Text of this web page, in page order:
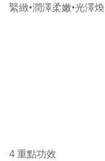
緊緻•潤澤柔嫩•光澤
4 重點功效